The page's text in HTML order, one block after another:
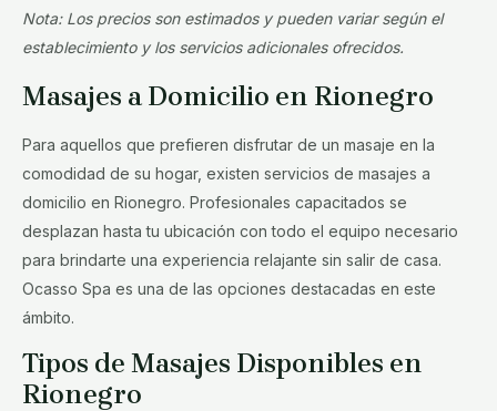
Nota: Los precios son estimados y pueden variar según el
establecimiento y los servicios adicionales ofrecidos.
Masajes a Domicilio en Rionegro
Para aquellos que prefieren disfrutar de un masaje en la
comodidad de su hogar, existen servicios de masajes a
domicilio en Rionegro. Profesionales capacitados se
desplazan hasta tu ubicación con todo el equipo necesario
para brindarte una experiencia relajante sin salir de casa.
Ocasso Spa es una de las opciones destacadas en este
ámbito.
Tipos de Masajes Disponibles en
Rionegro